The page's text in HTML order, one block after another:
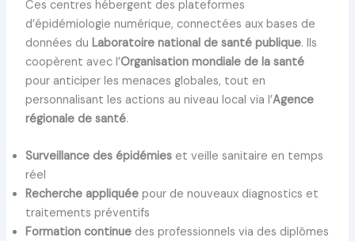
Ces centres hébergent des plateformes
d’épidémiologie numérique, connectées aux bases de
données du Laboratoire national de santé publique. Ils
coopèrent avec l’Organisation mondiale de la santé
pour anticiper les menaces globales, tout en
personnalisant les actions au niveau local via l’Agence
régionale de santé.
Surveillance des épidémieset veille sanitaire en temps
réel
Recherche appliquéepour de nouveaux diagnostics et
traitements préventifs
Formation continuedes professionnels via des diplômes